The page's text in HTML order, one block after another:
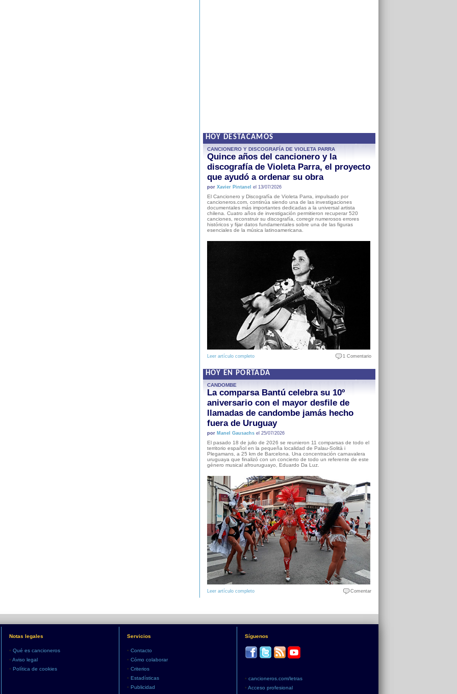
HOY DESTACAMOS
CANCIONERO Y DISCOGRAFÍA DE VIOLETA PARRA
Quince años del cancionero y la
discografía de Violeta Parra, el proyecto
que ayudó a ordenar su obra
por Xavier Pintanel el 13/07/2026
El Cancionero y Discografía de Violeta Parra, impulsado por
cancioneros.com, continúa siendo una de las investigaciones
documentales más importantes dedicadas a la universal artista
chilena. Cuatro años de investigación permitieron recuperar 520
canciones, reconstruir su discografía, corregir numerosos errores
históricos y fijar datos fundamentales sobre una de las figuras
esenciales de la música latinoamericana.
Leer artículo completo 1 Comentario
HOY EN PORTADA
CANDOMBE
La comparsa Bantú celebra su 10º
aniversario con el mayor desfile de
llamadas de candombe jamás hecho
fuera de Uruguay
por Manel Gausachsel 25/07/2026
El pasado 18 de julio de 2026 se reunieron 11 comparsas de todo el
territorio español en la pequeña localidad de Palau-Solità i
Plegamans, a 25 km de Barcelona. Una concentración carnavalera
uruguaya que finalizó con un concierto de todo un referente de este
género musical afrouruguayo, Eduardo Da Luz.
Leer artículo completo Comentar
Notas legales
• Qué es cancioneros
• Aviso legal
• Política de cookies
Servicios
• Contacto
• Cómo colaborar
• Criterios
• Estadísticas
• Publicidad
Síguenos
• cancioneros.com/letras
• Acceso profesional